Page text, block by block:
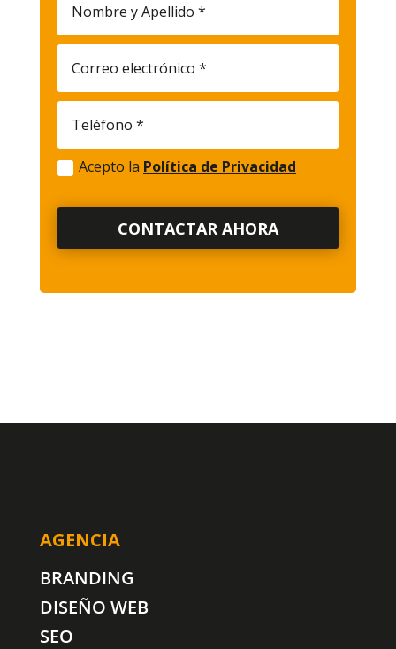
Acepto la Política de Privacidad
CONTACTAR AHORA
AGENCIA
BRANDING
DISEÑO WEB
SEO